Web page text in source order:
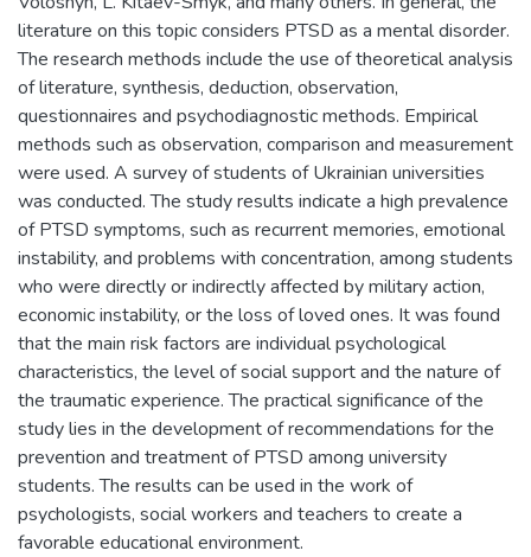
literature on this topic considers PTSD as a mental disorder.
The research methods include the use of theoretical analysis
of literature, synthesis, deduction, observation,
questionnaires and psychodiagnostic methods. Empirical
methods such as observation, comparison and measurement
were used. A survey of students of Ukrainian universities
was conducted. The study results indicate a high prevalence
of PTSD symptoms, such as recurrent memories, emotional
instability, and problems with concentration, among students
who were directly or indirectly affected by military action,
economic instability, or the loss of loved ones. It was found
that the main risk factors are individual psychological
characteristics, the level of social support and the nature of
the traumatic experience. The practical significance of the
study lies in the development of recommendations for the
prevention and treatment of PTSD among university
students. The results can be used in the work of
psychologists, social workers and teachers to create a
favorable educational environment.